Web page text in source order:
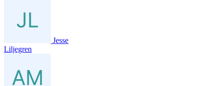
Jesse
Liljegren